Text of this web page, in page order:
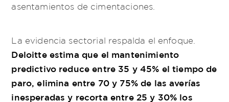
asentamientos de cimentaciones.
La evidencia sectorial respalda el enfoque.
Deloitte estima que el mantenimiento
predictivo reduce entre 35 y 45% el tiempo de
paro, elimina entre 70 y 75% de las averías
inesperadas y recorta entre 25 y 30% los